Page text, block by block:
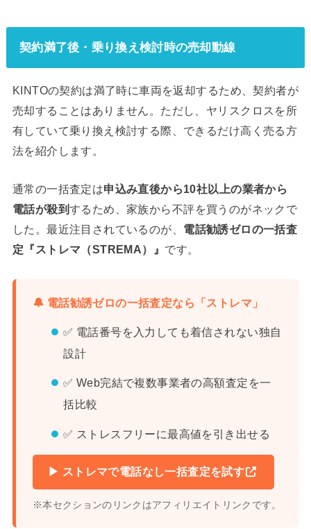
契約満了後・乗り換え検討時の売却動線
KINTOの契約は満了時に車両を返却するため、契約者が
売却することはありません。ただし、ヤリスクロスを所
有していて乗り換え検討する際、できるだけ高く売る方
法を紹介します。
通常の一括査定は申込み直後から10社以上の業者から
電話が殺到するため、家族から不評を買うのがネックで
した。最近注目されているのが、 電話勧誘ゼロの一括査
定『ストレマ（STREMA）』 です。
🔔 電話勧誘ゼロの一括査定なら「ストレマ」
✅ 電話番号を入力しても着信されない独自
設計
✅ Web完結で複数事業者の高額査定を一
括比較
✅ ストレスフリーに最高値を引き出せる
▶ ストレマで電話なし一括査定を試す
※本セクションのリンクはアフィリエイトリンクです。